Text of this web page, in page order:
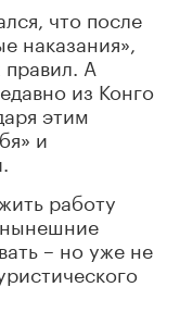
что после
наказания»,
А
из Конго
этим
и
работу
нынешние
– но уже не